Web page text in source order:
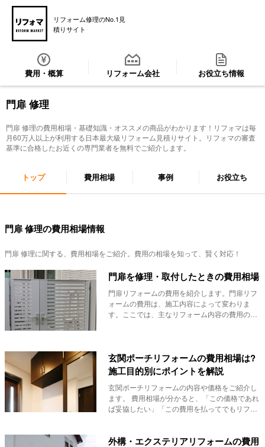
リフォーム修理のNo.1見
積りサイト
費用・概算 リフォーム会社 お役立ち情報
門扉 修理
門扉 修理の費用相場・基礎知識・オススメの商品がわかります！リフォマは毎
月60万人以上が利用する日本最大級リフォーム見積りサイト。リフォマの審査
基準に合格したお近くの専門業者を無料でご紹介します。
トップ 費用相場 事例 お役立ち
門扉 修理の費用相場情報
門扉 修理に関する、費用相場をご紹介。費用の相場を知って、賢く対応！
門扉を修理・取付したときの費用相場
門扉リフォームの費用を紹介します。門扉リフ
ォームの費用は、施工内容によって変わりま
す。ここでは、主なリフォーム内容の費用の目
玄関ポーチリフォームの費用相場は?
施工目的別にポイントを解説
玄関ポーチリフォームの内容や価格をご紹介し
ます。 費用相場が分かると、「この価格であれ
ば妥協したい」「この費用を払ってでもリフォ
外構・エクステリアリフォームの費用